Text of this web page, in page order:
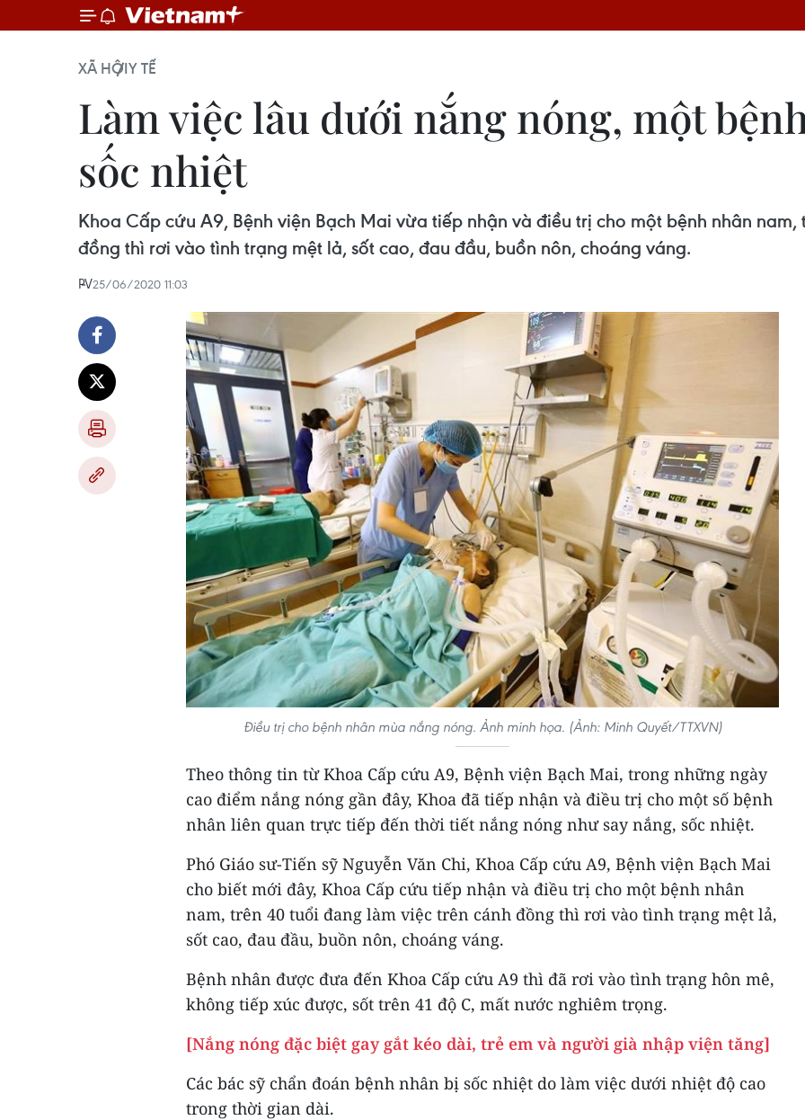
XÃ HỘIY TẾ
Làm việc lâu dưới nắng nóng, một
sốc nhiệt
Khoa Cấp cứu A9, Bệnh viện Bạch Mai vừa tiếp nhận và điều trị cho một bệnh nhân
đồng thì rơi vào tình trạng mệt lả, sốt cao, đau đầu, buồn nôn, choáng váng.
PV25/06/2020 11:03
Điều trị cho bệnh nhân mùa nắng nóng. Ảnh minh họa. (Ảnh: Minh Quyết/TTXVN)
Theo thông tin từ Khoa Cấp cứu A9, Bệnh viện Bạch Mai, trong những ngày
cao điểm nắng nóng gần đây, Khoa đã tiếp nhận và điều trị cho một số bệnh
nhân liên quan trực tiếp đến thời tiết nắng nóng như say nắng, sốc nhiệt.
Phó Giáo sư-Tiến sỹ Nguyễn Văn Chi, Khoa Cấp cứu A9, Bệnh viện Bạch Mai
cho biết mới đây, Khoa Cấp cứu tiếp nhận và điều trị cho một bệnh nhân
nam, trên 40 tuổi đang làm việc trên cánh đồng thì rơi vào tình trạng mệt lả,
sốt cao, đau đầu, buồn nôn, choáng váng.
Bệnh nhân được đưa đến Khoa Cấp cứu A9 thì đã rơi vào tình trạng hôn mê,
không tiếp xúc được, sốt trên 41 độ C, mất nước nghiêm trọng.
[Nắng nóng đặc biệt gay gắt kéo dài, trẻ em và người già nhập viện tăng]
Các bác sỹ chẩn đoán bệnh nhân bị sốc nhiệt do làm việc dưới nhiệt độ cao
trong thời gian dài.